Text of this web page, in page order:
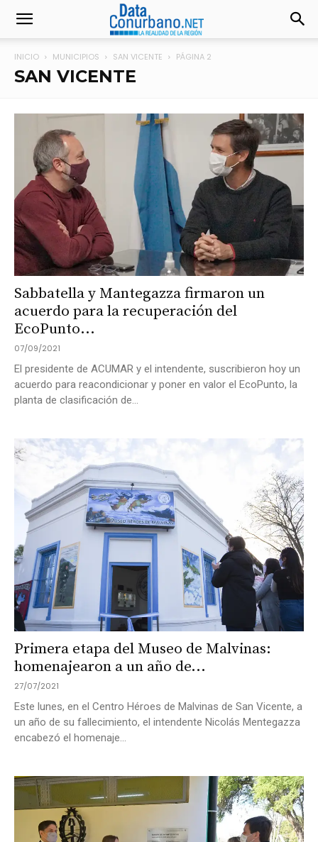
INICIO MUNICIPIOS SAN VICENTE PÁGINA 2
SAN VICENTE
Sabbatella y Mantegazza firmaron un
acuerdo para la recuperación del
EcoPunto...
07/09/2021
El presidente de ACUMAR y el intendente, suscribieron hoy un
acuerdo para reacondicionar y poner en valor el EcoPunto, la
planta de clasificación de...
Primera etapa del Museo de Malvinas:
homenajearon a un año de...
27/07/2021
Este lunes, en el Centro Héroes de Malvinas de San Vicente, a
un año de su fallecimiento, el intendente Nicolás Mentegazza
encabezó el homenaje...